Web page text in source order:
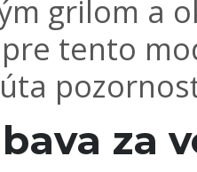
grilom a
tento
za